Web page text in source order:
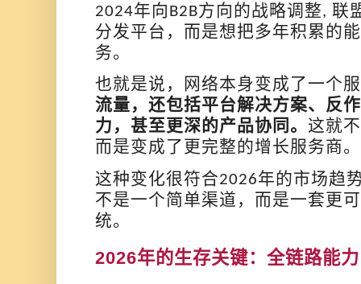
2024年向B2B方向的战略调整, 联
分发平台，而是想把多年积累的
务。
也就是说，网络本身变成了一个
流量，还包括平台解决方案、反
力，甚至更深的产品协同。 这就
而是变成了更完整的增长服务商。
这种变化很符合2026年的市场趋
不是一个简单渠道，而是一套更
统。
2026年的生存关键：全链路能